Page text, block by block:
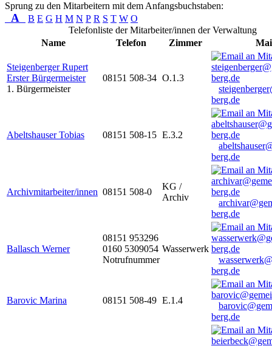
Sprung zu den Mitarbeitern mit dem Anfangsbuchstaben:
A B E G H M N P R S T W O
Telefonliste der Mitarbeiter/innen der Verwaltung
Name
Telefon Zimmer
Steigenberger Rupert
Erster Bürgermeister
1. Bürgermeister
08151 508-34 O.1.3
berg.de
Abeltshauser Tobias 08151 508-15 E.3.2
berg.de
Archivmitarbeiter/innen 08151 508-0
KG /
Archiv
berg.de
Ballasch Werner
08151 953296
0160 5309054
Notrufnummer
Wasserwerk
berg.de
Barovic Marina 08151 508-49 E.1.4
berg.de